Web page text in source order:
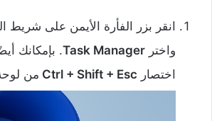
انقر بزر الفأرة الأيمن على شريط
واختر Task Manager. بإمكانك
اختصار Ctrl + Shift + Esc من